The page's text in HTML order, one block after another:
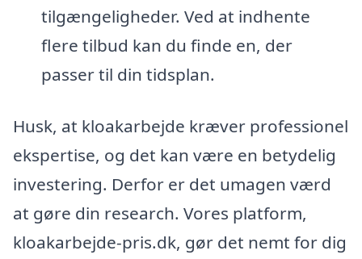
tilgængeligheder. Ved at indhente
flere tilbud kan du finde en, der
passer til din tidsplan.
Husk, at kloakarbejde kræver professionel
ekspertise, og det kan være en betydelig
investering. Derfor er det umagen værd
at gøre din research. Vores platform,
kloakarbejde-pris.dk, gør det nemt for dig